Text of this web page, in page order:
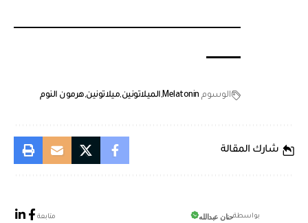
الوسوم Melatonin الميلاتونين ميلاتونين هرمون النوم
شارك المقالة
بواسطةحنان عبدالله متابعة